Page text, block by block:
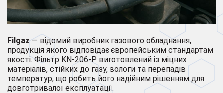
Filgaz— відомий виробник газового обладнання,
продукція якого відповідає європейським стандартам
якості. Фільтр KN-206-P виготовлений із міцних
матеріалів, стійких до газу, вологи та перепадів
температур, що робить його надійним рішенням для
довготривалої експлуатації.